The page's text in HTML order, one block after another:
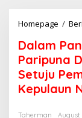
Homepage /
Dalam
Paripuna
Setuju
Kepulaun
Taherman
August